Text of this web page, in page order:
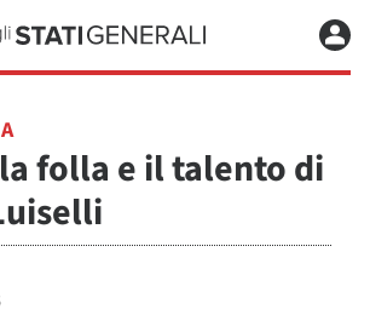
folla e il talento di